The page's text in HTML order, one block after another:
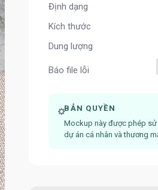
Định dạng
Kích thước
Dung lượng
Báo file lỗi
BẢN QUYỀN
Mockup này được phép
dự án cá nhân và thương